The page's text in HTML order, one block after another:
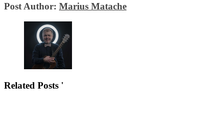
Post Author: Marius Matache
Related Posts '